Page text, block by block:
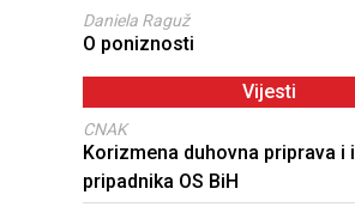
Daniela Raguž
O poniznosti
Vijesti
CNAK
Korizmena duhovna priprava i
pripadnika OS BiH